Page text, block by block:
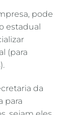
pode
estadual
(para
da
para